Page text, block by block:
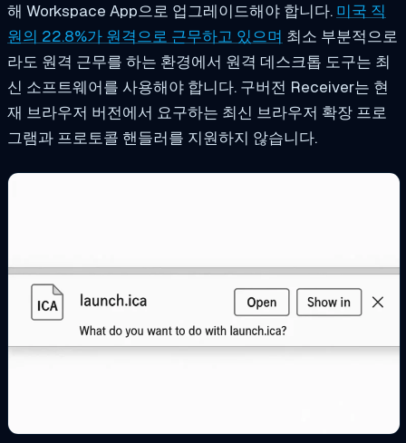
해 Workspace App으로 업그레이드해야 합니다. 미국 직
원의 22.8%가 원격으로 근무하고 있으며 최소 부분적으로
라도 원격 근무를 하는 환경에서 원격 데스크톱 도구는 최
신 소프트웨어를 사용해야 합니다. 구버전 Receiver는 현
재 브라우저 버전에서 요구하는 최신 브라우저 확장 프로
그램과 프로토콜 핸들러를 지원하지 않습니다.